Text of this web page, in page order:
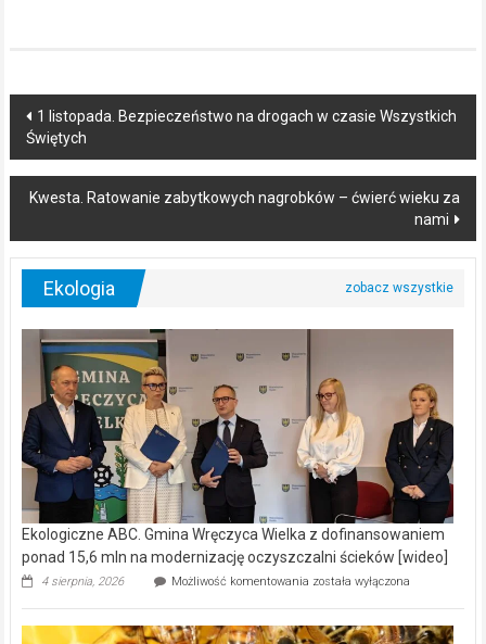
Post
navigation
1 listopada. Bezpieczeństwo na drogach w czasie Wszystkich
Świętych
Kwesta. Ratowanie zabytkowych nagrobków – ćwierć wieku za
nami
Ekologia
Ekologiczne ABC. Gmina Wręczyca Wielka z dofinansowaniem
ponad 15,6 mln na modernizację oczyszczalni ścieków [wideo]
4 sierpnia, 2026 Możliwość komentowania Ekologiczne
Wręczyca
została wyłączona